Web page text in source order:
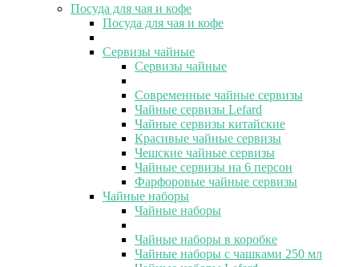
Посуда для чая и кофе
Посуда для чая и кофе
Сервизы чайные
Сервизы чайные
Современные чайные сервизы
Чайные сервизы Lefard
Чайные сервизы китайские
Красивые чайные сервизы
Чешские чайные сервизы
Чайные сервизы на 6 персон
Фарфоровые чайные сервизы
Чайные наборы
Чайные наборы
Чайные наборы в коробке
Чайные наборы с чашками 250 мл